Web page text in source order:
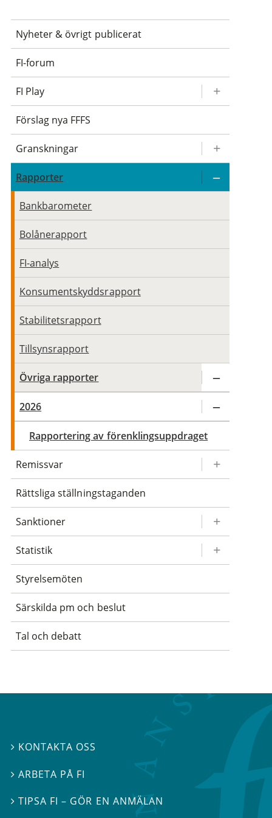
Nyheter & övrigt publicerat
FI-forum
FI Play
Förslag nya FFFS
Granskningar
Rapporter
Bankbarometer
Bolånerapport
FI-analys
Konsumentskyddsrapport
Stabilitetsrapport
Tillsynsrapport
Övriga rapporter
2026
Rapportering av förenklingsuppdraget
Remissvar
Rättsliga ställningstaganden
Sanktioner
Statistik
Styrelsemöten
Särskilda pm och beslut
Tal och debatt
 KONTAKTA OSS
 ARBETA PÅ FI
TIPSA FI – GÖR EN ANMÄLAN